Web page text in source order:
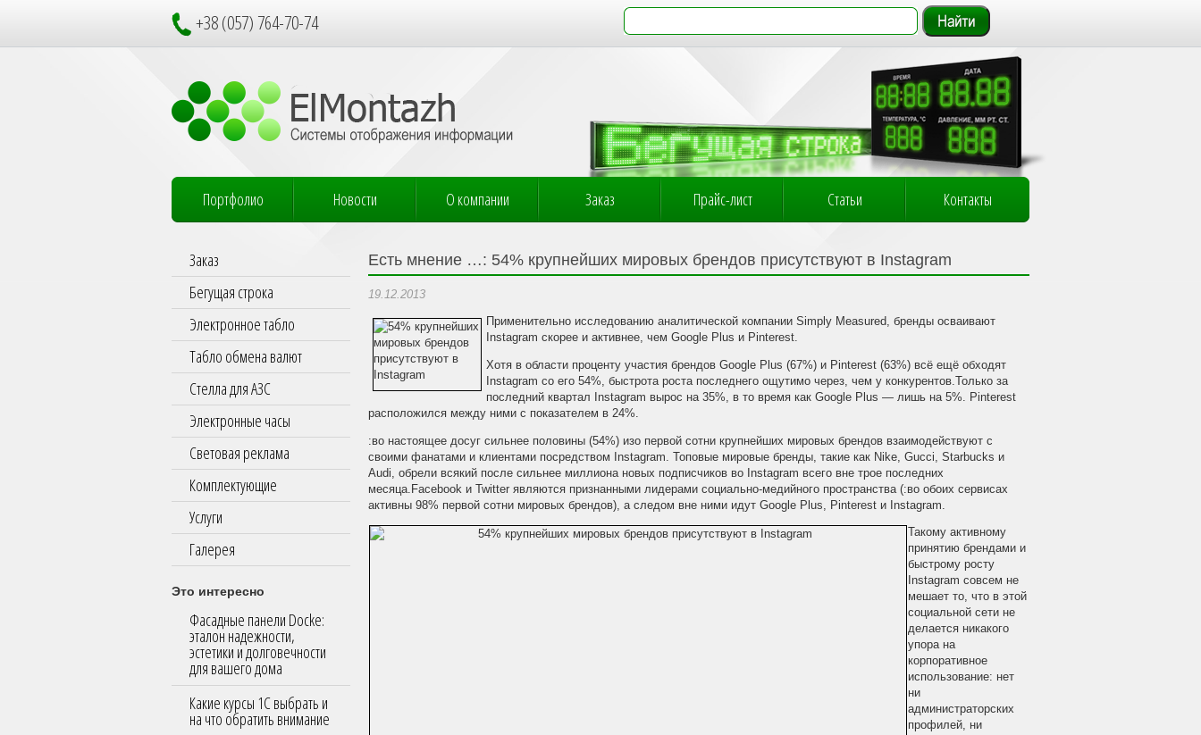
+38 (057) 764-70-74
Портфолио Новости О компании Заказ Прайс-лист Статьи Контакты
Заказ
Бегущая строка
Электронное табло
Табло обмена валют
Стелла для АЗС
Электронные часы
Световая реклама
Комплектующие
Услуги
Галерея
Это интересно
Фасадные панели Docke:
эталон надежности,
эстетики и долговечности
для вашего дома
Какие курсы 1С выбрать и
на что обратить внимание
Есть мнение …: 54% крупнейших мировых брендов присутствуют в Instagram
19.12.2013
Применительно исследованию аналитической компании Simply Measured, бренды осваивают
Instagram скорее и активнее, чем Google Plus и Pinterest.
Хотя в области проценту участия брендов Google Plus (67%) и Pinterest (63%) всё ещё обходят
Instagram со его 54%, быстрота роста последнего ощутимо через, чем у конкурентов.Только за
последний квартал Instagram вырос на 35%, в то время как Google Plus — лишь на 5%. Pinterest
расположился между ними с показателем в 24%.
:во настоящее досуг сильнее половины (54%) изо первой сотни крупнейших мировых брендов взаимодействуют с
своими фанатами и клиентами посредством Instagram. Топовые мировые бренды, такие как Nike, Gucci, Starbucks и
Audi, обрели всякий после сильнее миллиона новых подписчиков во Instagram всего вне трое последних
месяца.Facebook и Twitter являются признанными лидерами социально-медийного пространства (:во обоих сервисах
активны 98% первой сотни мировых брендов), а следом вне ними идут Google Plus, Pinterest и Instagram.
Такому активному
принятию брендами и
быстрому росту
Instagram совсем не
мешает то, что в этой
социальной сети не
делается никакого
упора на
корпоративное
использование: нет
ни
администраторских
профилей, ни